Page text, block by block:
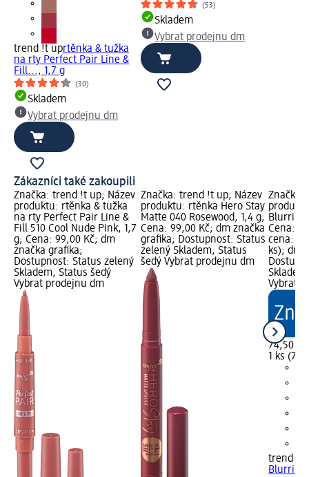
trend !t uprtěnka & tužka
na rty Perfect Pair Line &
Fill..., 1,7 g
(30)
Skladem
Vybrat prodejnu dm
(53)
Skladem
Vybrat prodejnu dm
Zákazníci také zakoupili
Značka: trend !t up; Název
produktu: rtěnka & tužka
na rty Perfect Pair Line &
Fill 510 Cool Nude Pink, 1,7
g; Cena: 99,00 Kč; dm
značka grafika;
Dostupnost: Status zelený
Skladem, Status šedý
Vybrat prodejnu dm
Značka: trend !t up; Název
produktu: rtěnka Hero Stay
Matte 040 Rosewood, 1,4 g;
Cena: 99,00 Kč; dm značka
grafika; Dostupnost: Status
zelený Skladem, Status
šedý Vybrat prodejnu dm
Značka:
Blurring
Cena:
cena: 1
ks); dm
Vybrat
74,50 Kč
1 ks
trend !t
Blurring